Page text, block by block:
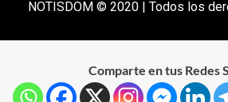
NOTISDOM © 2020 | Todos los
Comparte en tus Redes